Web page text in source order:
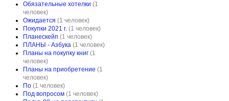
Обязательные хотелки (1
человек)
Ожидается (1 человек)
Пoкупки 2021 г. (1 человек)
Планескейп (1 человек)
ПЛАНЫ - Азбука (1 человек)
Планы на покупку книг (1
человек)
Планы на приобретение (1
человек)
По (1 человек)
Под вопросом (1 человек)